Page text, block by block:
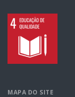
MAPA DO SITE